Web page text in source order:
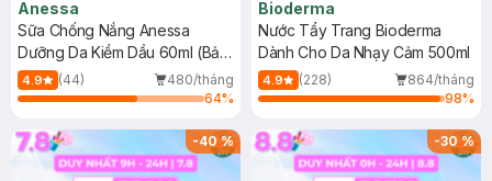
Anessa
Sữa Chống Nắng Anessa
Dưỡng Da Kiềm Dầu 60ml (Bản
Mới)
4.9 (44)
480/tháng
64%
Bioderma
Nước Tẩy Trang Bioderma
Dành Cho Da Nhạy Cảm 500ml
4.9 (228)
864/tháng
98%
-40% -30%